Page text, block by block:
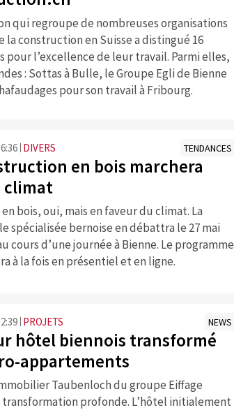
qui regroupe de nombreuses organisations
la construction en Suisse a distingué 16
pour l’excellence de leur travail. Parmi elles,
: Sottas à Bulle, le Groupe Egli de Bienne
pour son travail à Fribourg.
DIVERS TENDANCES
en bois marchera
climat
bois, oui, mais en faveur du climat. La
spécialisée bernoise en débattra le 27 mai
cours d’une journée à Bienne. Le programme
à la fois en présentiel et en ligne.
PROJETS NEWS
hôtel biennois transformé
appartements
Taubenloch du groupe Eiffage
transformation profonde. L’hôtel initialement